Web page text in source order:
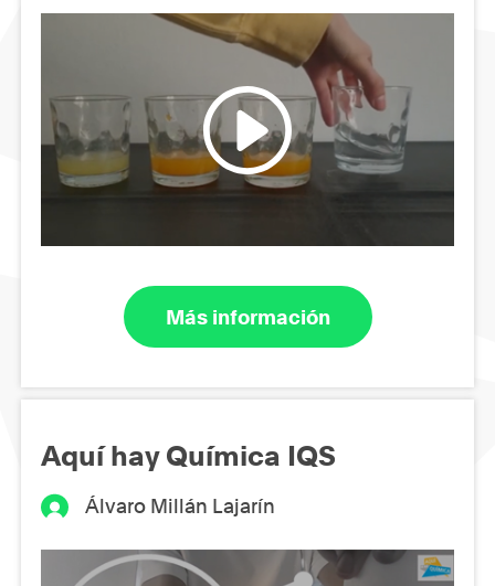
Más información
Aquí hay Química IQS
Álvaro Millán Lajarín